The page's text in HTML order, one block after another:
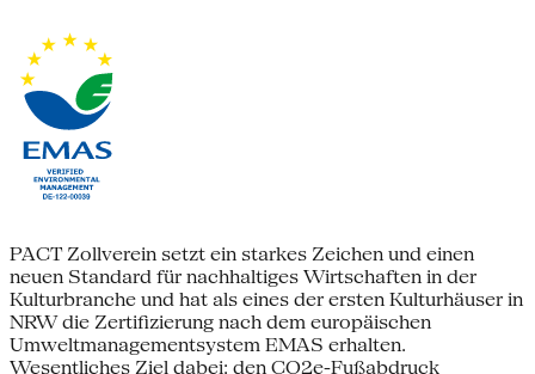
PACT Zollverein setzt ein starkes Zeichen und einen
neuen Standard für nachhaltiges Wirtschaften in der
Kulturbranche und hat als eines der ersten Kulturhäuser in
NRW die Zertifizierung nach dem europäischen
Umweltmanagementsystem EMAS erhalten.
Wesentliches Ziel dabei: den CO2e-Fußabdruck